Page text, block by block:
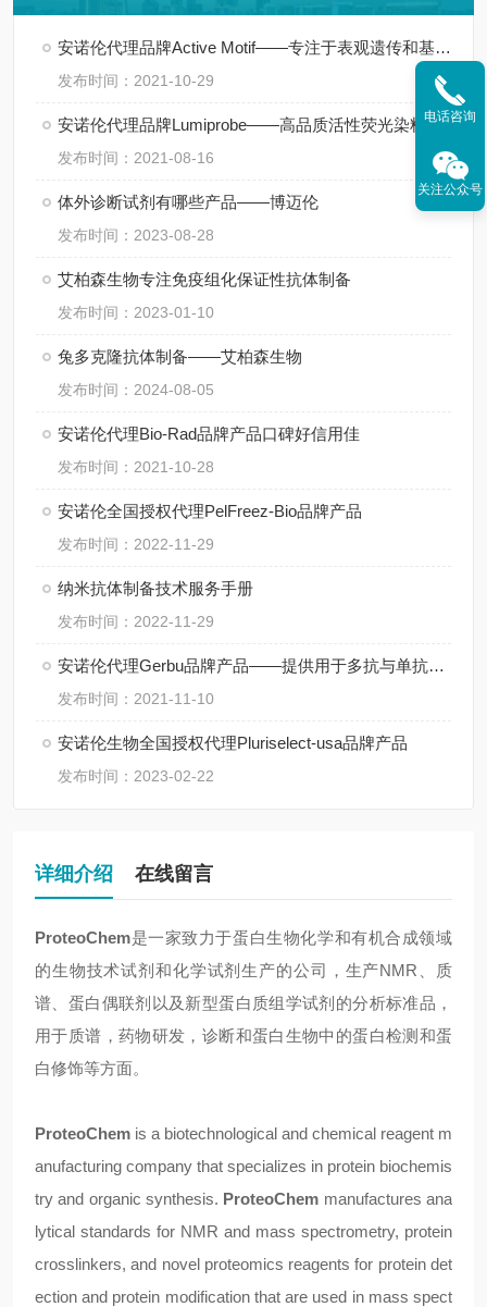
安诺伦代理品牌Active Motif——专注于表观遗传和基因调控领域
发布时间：2021-10-29
安诺伦代理品牌Lumiprobe——高品质活性荧光染料供应商
发布时间：2021-08-16
体外诊断试剂有哪些产品——博迈伦
发布时间：2023-08-28
艾柏森生物专注免疫组化保证性抗体制备
发布时间：2023-01-10
兔多克隆抗体制备——艾柏森生物
发布时间：2024-08-05
安诺伦代理Bio-Rad品牌产品口碑好信用佳
发布时间：2021-10-28
安诺伦全国授权代理PelFreez-Bio品牌产品
发布时间：2022-11-29
纳米抗体制备技术服务手册
发布时间：2022-11-29
安诺伦代理Gerbu品牌产品——提供用于多抗与单抗生产的高性价比佐剂
发布时间：2021-11-10
安诺伦生物全国授权代理Pluriselect-usa品牌产品
发布时间：2023-02-22
详细介绍 在线留言
ProteoChem是一家致力于蛋白生物化学和有机合成领域
的生物技术试剂和化学试剂生产的公司，生产NMR、质
谱、蛋白偶联剂以及新型蛋白质组学试剂的分析标准品，
用于质谱，药物研发，诊断和蛋白生物中的蛋白检测和蛋
白修饰等方面。
ProteoChem is a biotechnological and chemical reagent m
anufacturing company that specializes in protein biochemis
try and organic synthesis. ProteoChem manufactures ana
lytical standards for NMR and mass spectrometry, protein
crosslinkers, and novel proteomics reagents for protein det
ection and protein modification that are used in mass spect
电话咨询
关注公众号